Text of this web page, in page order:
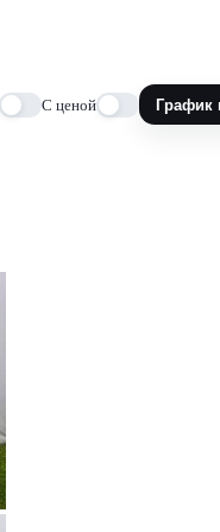
С ценой График